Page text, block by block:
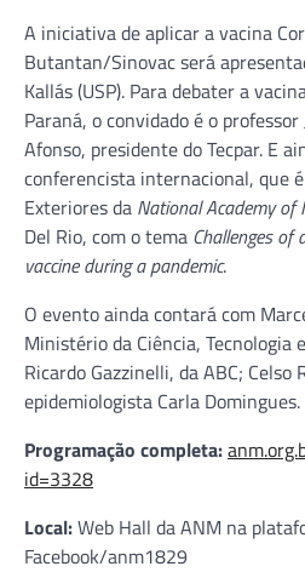
A iniciativa de aplicar a vacina
Butantan/Sinovac será
Kallás (USP). Para debater a
Paraná, o convidado é o
Afonso, presidente do Tecpar. E
conferencista internacional, que
Exteriores da National Academy of
Del Rio, com o tema Challenges of
vaccine during a pandemic.
O evento ainda contará com
Ministério da Ciência, Tecnologia
Ricardo Gazzinelli, da ABC; Celso
epidemiologista Carla Domingues.
Programação completa:
id=3328
Local:Web Hall da ANM na
Facebook/anm1829